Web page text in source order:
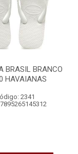
BRASIL BRANCO
HAVAIANAS
2341